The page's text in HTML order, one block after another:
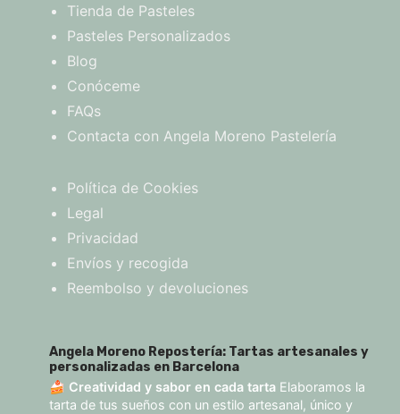
Tienda de Pasteles
Pasteles Personalizados
Blog
Conóceme
FAQs
Contacta con Angela Moreno Pastelería
Política de Cookies
Legal
Privacidad
Envíos y recogida
Reembolso y devoluciones
Angela Moreno Repostería: Tartas artesanales y
personalizadas en Barcelona
🍰 Creatividad y sabor en cada tarta Elaboramos la
tarta de tus sueños con un estilo artesanal, único y